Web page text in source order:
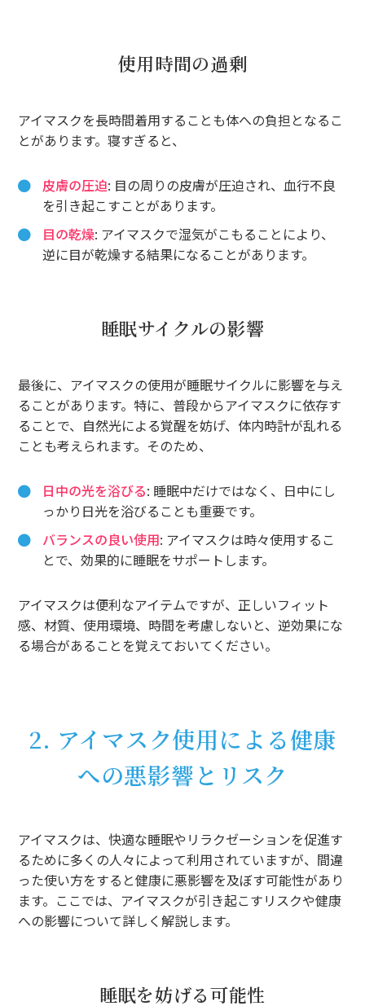
使用時間の過剰
アイマスクを長時間着用することも体への負担となるこ
とがあります。寝すぎると、
皮膚の圧迫: 目の周りの皮膚が圧迫され、血行不良
を引き起こすことがあります。
目の乾燥: アイマスクで湿気がこもることにより、
逆に目が乾燥する結果になることがあります。
睡眠サイクルの影響
最後に、アイマスクの使用が睡眠サイクルに影響を与え
ることがあります。特に、普段からアイマスクに依存す
ることで、自然光による覚醒を妨げ、体内時計が乱れる
ことも考えられます。そのため、
日中の光を浴びる: 睡眠中だけではなく、日中にし
っかり日光を浴びることも重要です。
バランスの良い使用: アイマスクは時々使用するこ
とで、効果的に睡眠をサポートします。
アイマスクは便利なアイテムですが、正しいフィット
感、材質、使用環境、時間を考慮しないと、逆効果にな
る場合があることを覚えておいてください。
2. アイマスク使用による健康
への悪影響とリスク
アイマスクは、快適な睡眠やリラクゼーションを促進す
るために多くの人々によって利用されていますが、間違
った使い方をすると健康に悪影響を及ぼす可能性があり
ます。ここでは、アイマスクが引き起こすリスクや健康
への影響について詳しく解説します。
睡眠を妨げる可能性